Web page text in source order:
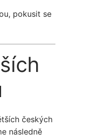
pokusit se
českých
následně